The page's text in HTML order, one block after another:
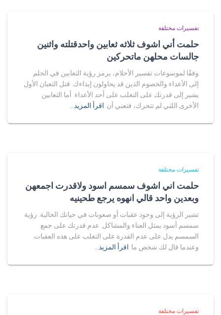
تفسيرات مختلفة
حلمت أني اشوف ثلاثه ثعابين واحدقتلته واثنين
جالسات محلهن ماتحركين
وفقًا لموسوعات تفسير الأحلام، يرمز رؤية الثعابين في الحلم
إلى الأعداء والخصوم الذين قد يحاولون إيذاءك. قتل الثعبان الأول
يشير إلى قدرتك على التغلب على أحد الأعداء. أما الثعابين
الأخرى اللتي لم تتحرك، فتعني أن اقرأ المزيد…
تفسيرات مختلفة
حلمت اني اشوف سمسم اسود ولاقدرت اجمعهن
وبعدين واحد قالي انهوه يرجع طحينيه
تشير الرؤية إلى وجود عقبات أو صعوبات في حياتك الحالية. رؤية
سمسم أسود يمثل العناء والمشاكل. عدم قدرتك على جمع
السمسم يدل على عدم القدرة على التغلب على هذه العقبات.
وعندما قال لك شخص ما اقرأ المزيد…
تفسيرات مختلفة